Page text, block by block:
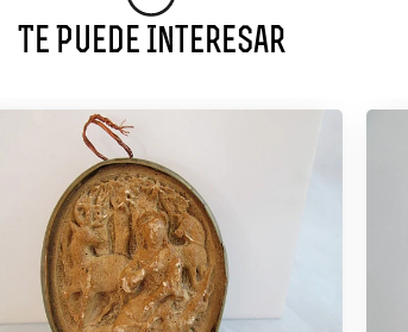
Te Puede Interesar